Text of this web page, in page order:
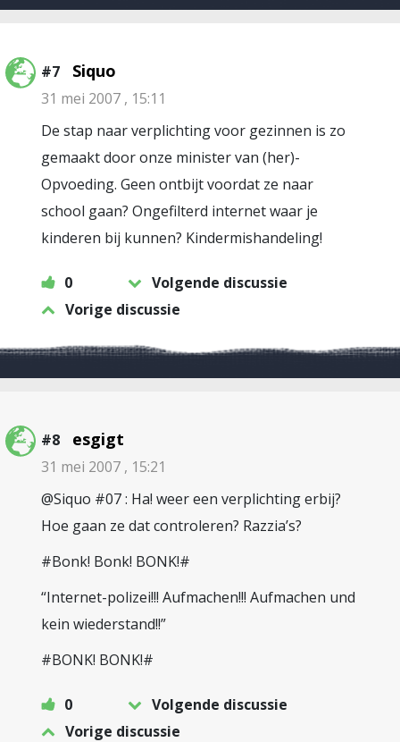
#7 Siquo
31 mei 2007 , 15:11
De stap naar verplichting voor gezinnen is zo
gemaakt door onze minister van (her)-
Opvoeding. Geen ontbijt voordat ze naar
school gaan? Ongefilterd internet waar je
kinderen bij kunnen? Kindermishandeling!
0
Volgende discussie
Vorige discussie
#8 esgigt
31 mei 2007 , 15:21
@Siquo #07 : Ha! weer een verplichting erbij?
Hoe gaan ze dat controleren? Razzia’s?
#Bonk! Bonk! BONK!#
“Internet-polizei!!! Aufmachen!!! Aufmachen und
kein wiederstand!!”
#BONK! BONK!#
0
Volgende discussie
Vorige discussie